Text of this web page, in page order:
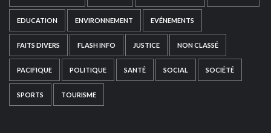
EDUCATION ENVIRONNEMENT EVÉNEMENTS
FAITS DIVERS FLASH INFO JUSTICE NON CLASSÉ
PACIFIQUE POLITIQUE SANTÉ SOCIAL SOCIÉTÉ
SPORTS TOURISME